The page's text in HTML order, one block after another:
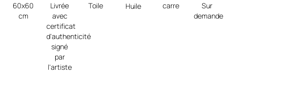
60x60
cm
Livrée
avec
certificat
d'authenticité
signé
par
l'artiste
Toile Huile carre
Sur
demande